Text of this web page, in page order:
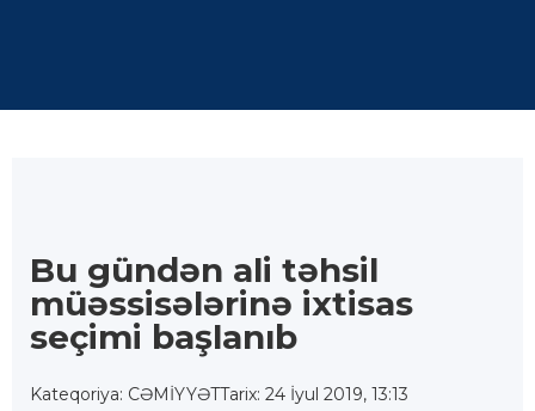
Bu gündən ali təhsil
müəssisələrinə ixtisas
seçimi başlanıb
Kateqoriya: CƏMİYYƏTTarix: 24 İyul 2019, 13:13